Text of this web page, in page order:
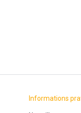
Informations